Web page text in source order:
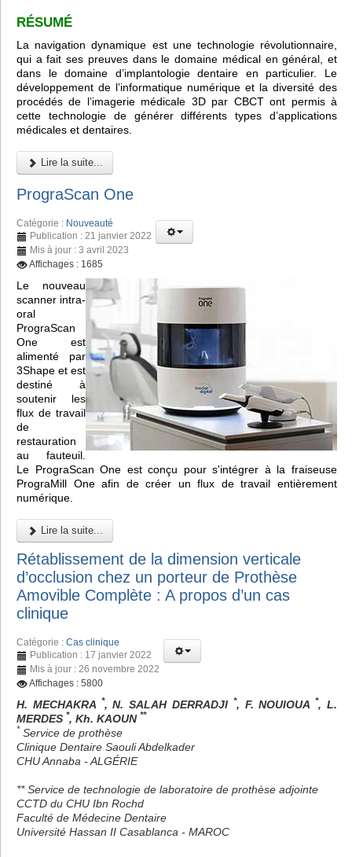
RÉSUMÉ
La navigation dynamique est une technologie révolutionnaire,
qui a fait ses preuves dans le domaine médical en général, et
dans le domaine d’implantologie dentaire en particulier. Le
développement de l’informatique numérique et la diversité des
procédés de l’imagerie médicale 3D par CBCT ont permis à
cette technologie de générer différents types d’applications
médicales et dentaires.
Lire la suite...
PrograScan One
Catégorie : Nouveauté
Publication : 21 janvier 2022
Mis à jour : 3 avril 2023
Affichages : 1685
Le nouveau
scanner intra-
oral
PrograScan
One est
alimenté par
3Shape et est
destiné à
soutenir les
flux de travail
de
restauration
au fauteuil.
Le PrograScan One est conçu pour s'intégrer à la fraiseuse
PrograMill One afin de créer un flux de travail entièrement
numérique.
Lire la suite...
Rétablissement de la dimension verticale
d’occlusion chez un porteur de Prothèse
Amovible Complète : A propos d’un cas
clinique
Catégorie : Cas clinique
Publication : 17 janvier 2022
Mis à jour : 26 novembre 2022
Affichages : 5800
H. MECHAKRA *, N. SALAH DERRADJI *, F. NOUIOUA *, L.
MERDES *, Kh. KAOUN **
* Service de prothèse
Clinique Dentaire Saouli Abdelkader
CHU Annaba - ALGÉRIE
** Service de technologie de laboratoire de prothèse adjointe
CCTD du CHU Ibn Rochd
Faculté de Médecine Dentaire
Université Hassan II Casablanca - MAROC